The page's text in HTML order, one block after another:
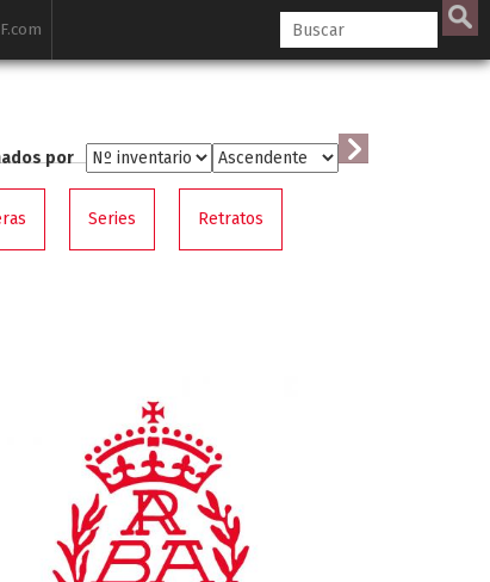
por
Series Retratos